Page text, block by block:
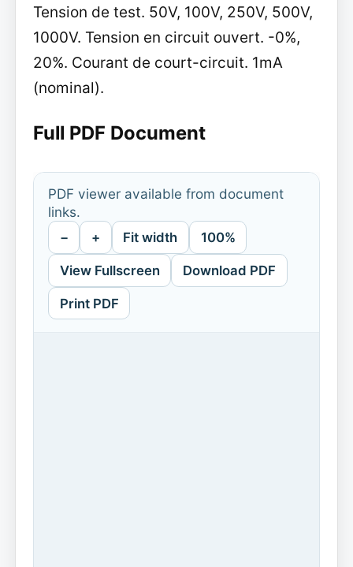
Tension de test. 50V, 100V, 250V, 500V,
1000V. Tension en circuit ouvert. -0%,
20%. Courant de court-circuit. 1mA
(nominal).
Full PDF Document
PDF viewer available from document
links.
− + Fit width 100%
View Fullscreen Download PDF
Print PDF